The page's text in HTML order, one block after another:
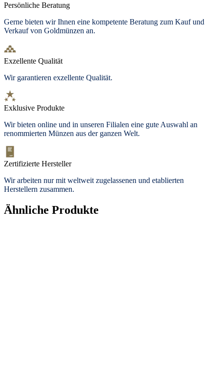
Persönliche Beratung
Gerne bieten wir Ihnen eine kompetente Beratung zum Kauf und
Verkauf von Goldmünzen an.
Exzellente Qualität
Wir garantieren exzellente Qualität.
Exklusive Produkte
Wir bieten online und in unseren Filialen eine gute Auswahl an
renommierten Münzen aus der ganzen Welt.
Zertifizierte Hersteller
Wir arbeiten nur mit weltweit zugelassenen und etablierten
Herstellern zusammen.
Ähnliche Produkte